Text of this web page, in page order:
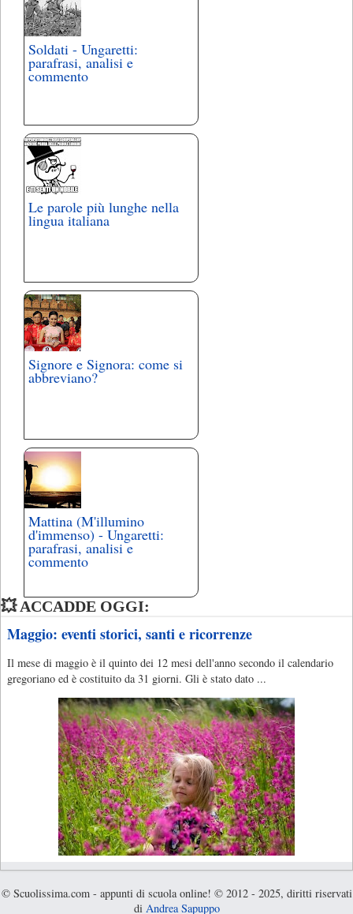
Soldati - Ungaretti:
parafrasi, analisi e
commento
Le parole più lunghe nella
lingua italiana
Signore e Signora: come si
abbreviano?
Mattina (M'illumino
d'immenso) - Ungaretti:
parafrasi, analisi e
commento
💥 ACCADDE OGGI:
Maggio: eventi storici, santi e ricorrenze
Il mese di maggio è il quinto dei 12 mesi dell'anno secondo il calendario
gregoriano ed è costituito da 31 giorni. Gli è stato dato ...
© Scuolissima.com - appunti di scuola online! © 2012 - 2025, diritti riservati
di Andrea Sapuppo